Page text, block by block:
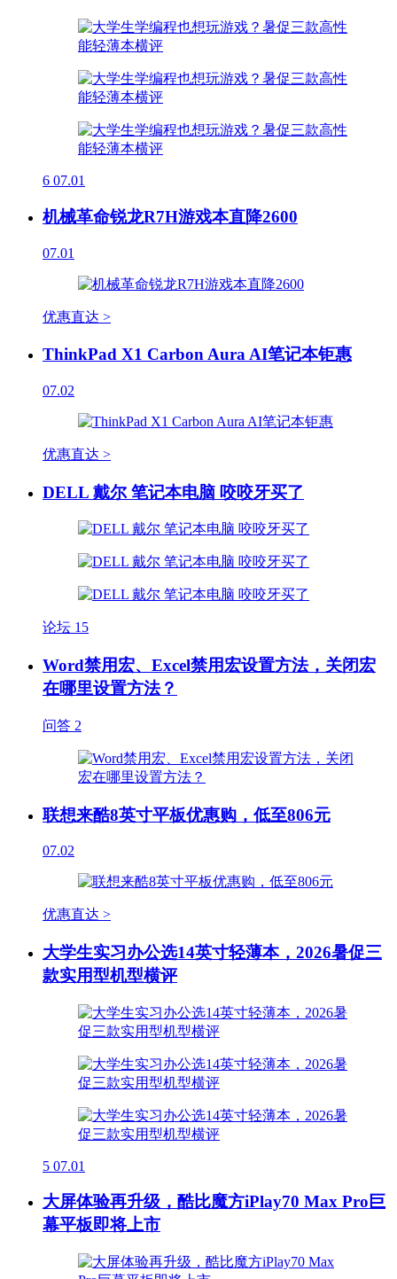
6 07.01
机械革命锐龙R7H游戏本直降2600
07.01
优惠直达 >
ThinkPad X1 Carbon Aura AI笔记本钜惠
07.02
优惠直达 >
DELL 戴尔 笔记本电脑 咬咬牙买了
论坛 15
Word禁用宏、Excel禁用宏设置方法，关闭宏
在哪里设置方法？
问答 2
联想来酷8英寸平板优惠购，低至806元
07.02
优惠直达 >
大学生实习办公选14英寸轻薄本，2026暑促三
款实用型机型横评
5 07.01
大屏体验再升级，酷比魔方iPlay70 Max Pro巨
幕平板即将上市